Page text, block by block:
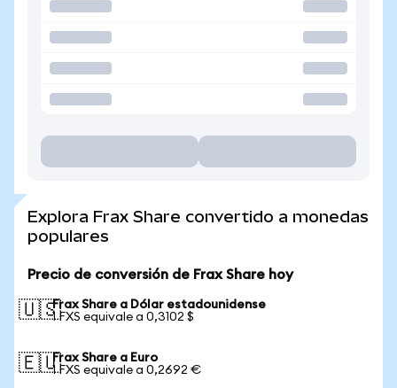
Explora Frax Share convertido a monedas
populares
Precio de conversión de Frax Share hoy
🇺🇸Frax Share a Dólar estadounidense
1 FXS equivale a 0,3102 $
🇪🇺Frax Share a Euro
1 FXS equivale a 0,2692 €